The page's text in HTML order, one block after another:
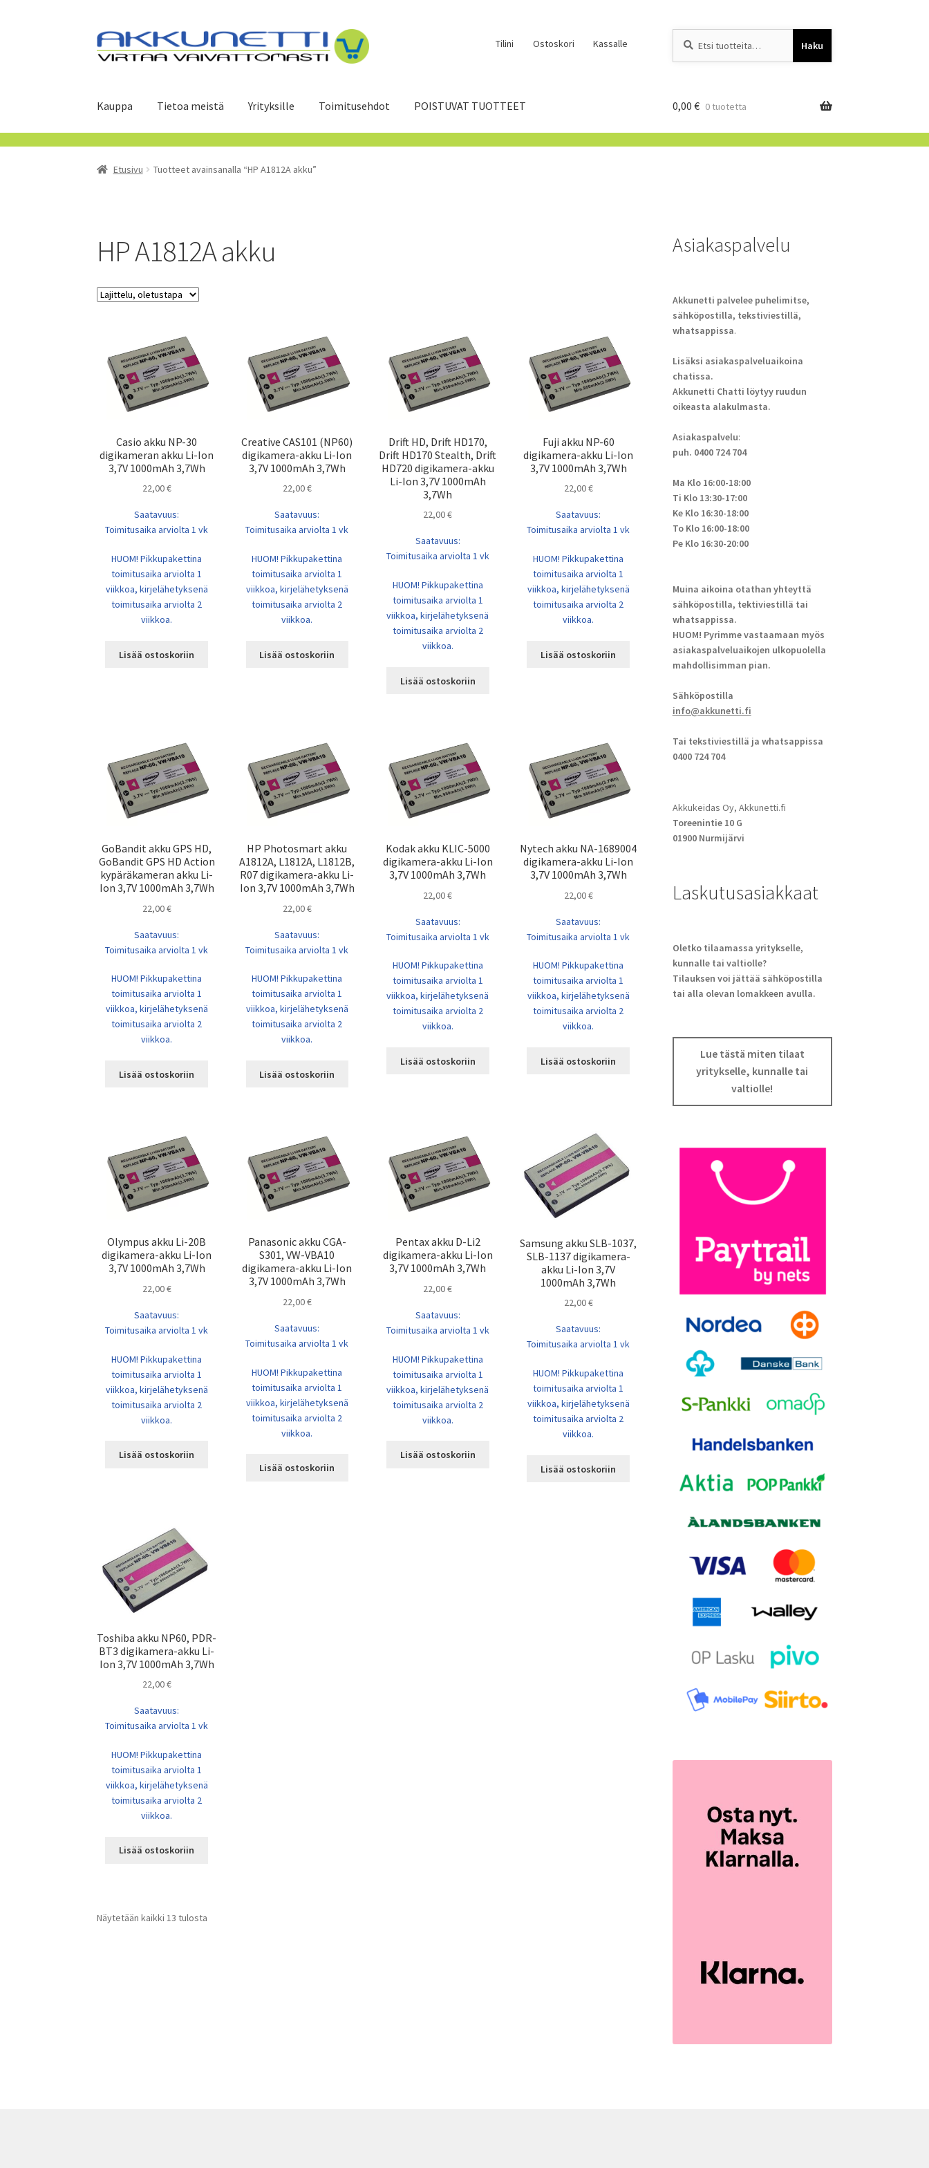
Siirry
navigointiin
Siirry
sisältöön
Tilini Ostoskori Kassalle Haku
Kauppa Tietoa meistä Yrityksille Toimitusehdot POISTUVAT TUOTTEET 0,00 € 0 tuotetta
Etusivu Tuotteet avainsanalla “HP A1812A akku”
HP A1812A akku
Casio akku NP-30
digikameran akku Li-Ion
3,7V 1000mAh 3,7Wh
22,00€
Saatavuus:
Toimitusaika arviolta 1 vk
HUOM! Pikkupakettina
toimitusaika arviolta 1
viikkoa, kirjelähetyksenä
toimitusaika arviolta 2
viikkoa.
Lisää ostoskoriin
Creative CAS101 (NP60)
digikamera-akku Li-Ion
3,7V 1000mAh 3,7Wh
22,00€
Saatavuus:
Toimitusaika arviolta 1 vk
HUOM! Pikkupakettina
toimitusaika arviolta 1
viikkoa, kirjelähetyksenä
toimitusaika arviolta 2
viikkoa.
Lisää ostoskoriin
Drift HD, Drift HD170,
Drift HD170 Stealth, Drift
HD720 digikamera-akku
Li-Ion 3,7V 1000mAh
3,7Wh
22,00€
Saatavuus:
Toimitusaika arviolta 1 vk
HUOM! Pikkupakettina
toimitusaika arviolta 1
viikkoa, kirjelähetyksenä
toimitusaika arviolta 2
viikkoa.
Lisää ostoskoriin
Fuji akku NP-60
digikamera-akku Li-Ion
3,7V 1000mAh 3,7Wh
22,00€
Saatavuus:
Toimitusaika arviolta 1 vk
HUOM! Pikkupakettina
toimitusaika arviolta 1
viikkoa, kirjelähetyksenä
toimitusaika arviolta 2
viikkoa.
Lisää ostoskoriin
GoBandit akku GPS HD,
GoBandit GPS HD Action
kypäräkameran akku Li-
Ion 3,7V 1000mAh 3,7Wh
22,00€
Saatavuus:
Toimitusaika arviolta 1 vk
HUOM! Pikkupakettina
toimitusaika arviolta 1
viikkoa, kirjelähetyksenä
toimitusaika arviolta 2
viikkoa.
Lisää ostoskoriin
HP Photosmart akku
A1812A, L1812A, L1812B,
R07 digikamera-akku Li-
Ion 3,7V 1000mAh 3,7Wh
22,00€
Saatavuus:
Toimitusaika arviolta 1 vk
HUOM! Pikkupakettina
toimitusaika arviolta 1
viikkoa, kirjelähetyksenä
toimitusaika arviolta 2
viikkoa.
Lisää ostoskoriin
Kodak akku KLIC-5000
digikamera-akku Li-Ion
3,7V 1000mAh 3,7Wh
22,00€
Saatavuus:
Toimitusaika arviolta 1 vk
HUOM! Pikkupakettina
toimitusaika arviolta 1
viikkoa, kirjelähetyksenä
toimitusaika arviolta 2
viikkoa.
Lisää ostoskoriin
Nytech akku NA-1689004
digikamera-akku Li-Ion
3,7V 1000mAh 3,7Wh
22,00€
Saatavuus:
Toimitusaika arviolta 1 vk
HUOM! Pikkupakettina
toimitusaika arviolta 1
viikkoa, kirjelähetyksenä
toimitusaika arviolta 2
viikkoa.
Lisää ostoskoriin
Olympus akku Li-20B
digikamera-akku Li-Ion
3,7V 1000mAh 3,7Wh
22,00€
Saatavuus:
Toimitusaika arviolta 1 vk
HUOM! Pikkupakettina
toimitusaika arviolta 1
viikkoa, kirjelähetyksenä
toimitusaika arviolta 2
viikkoa.
Lisää ostoskoriin
Panasonic akku CGA-
S301, VW-VBA10
digikamera-akku Li-Ion
3,7V 1000mAh 3,7Wh
22,00€
Saatavuus:
Toimitusaika arviolta 1 vk
HUOM! Pikkupakettina
toimitusaika arviolta 1
viikkoa, kirjelähetyksenä
toimitusaika arviolta 2
viikkoa.
Lisää ostoskoriin
Pentax akku D-Li2
digikamera-akku Li-Ion
3,7V 1000mAh 3,7Wh
22,00€
Saatavuus:
Toimitusaika arviolta 1 vk
HUOM! Pikkupakettina
toimitusaika arviolta 1
viikkoa, kirjelähetyksenä
toimitusaika arviolta 2
viikkoa.
Lisää ostoskoriin
Samsung akku SLB-1037,
SLB-1137 digikamera-
akku Li-Ion 3,7V
1000mAh 3,7Wh
22,00€
Saatavuus:
Toimitusaika arviolta 1 vk
HUOM! Pikkupakettina
toimitusaika arviolta 1
viikkoa, kirjelähetyksenä
toimitusaika arviolta 2
viikkoa.
Lisää ostoskoriin
Toshiba akku NP60, PDR-
BT3 digikamera-akku Li-
Ion 3,7V 1000mAh 3,7Wh
22,00€
Saatavuus:
Toimitusaika arviolta 1 vk
HUOM! Pikkupakettina
toimitusaika arviolta 1
viikkoa, kirjelähetyksenä
toimitusaika arviolta 2
viikkoa.
Lisää ostoskoriin
Näytetään kaikki 13 tulosta
Asiakaspalvelu
Akkunetti palvelee puhelimitse,
sähköpostilla, tekstiviestillä,
whatsappissa.
Lisäksi asiakaspalveluaikoina
chatissa.
Akkunetti Chatti löytyy ruudun
oikeasta alakulmasta.
Asiakaspalvelu:
puh. 0400 724 704
Ma Klo 16:00-18:00
Ti Klo 13:30-17:00
Ke Klo 16:30-18:00
To Klo 16:00-18:00
Pe Klo 16:30-20:00
Muina aikoina otathan yhteyttä
sähköpostilla, tektiviestillä tai
whatsappissa.
HUOM! Pyrimme vastaamaan myös
asiakaspalveluaikojen ulkopuolella
mahdollisimman pian.
Sähköpostilla
info@akkunetti.fi
Tai tekstiviestillä ja whatsappissa
0400 724 704
Akkukeidas Oy, Akkunetti.fi
Toreenintie 10 G
01900 Nurmijärvi
Laskutusasiakkaat
Oletko tilaamassa yritykselle,
kunnalle tai valtiolle?
Tilauksen voi jättää sähköpostilla
tai alla olevan lomakkeen avulla.
Lue tästä miten tilaat
yritykselle, kunnalle tai
valtiolle!